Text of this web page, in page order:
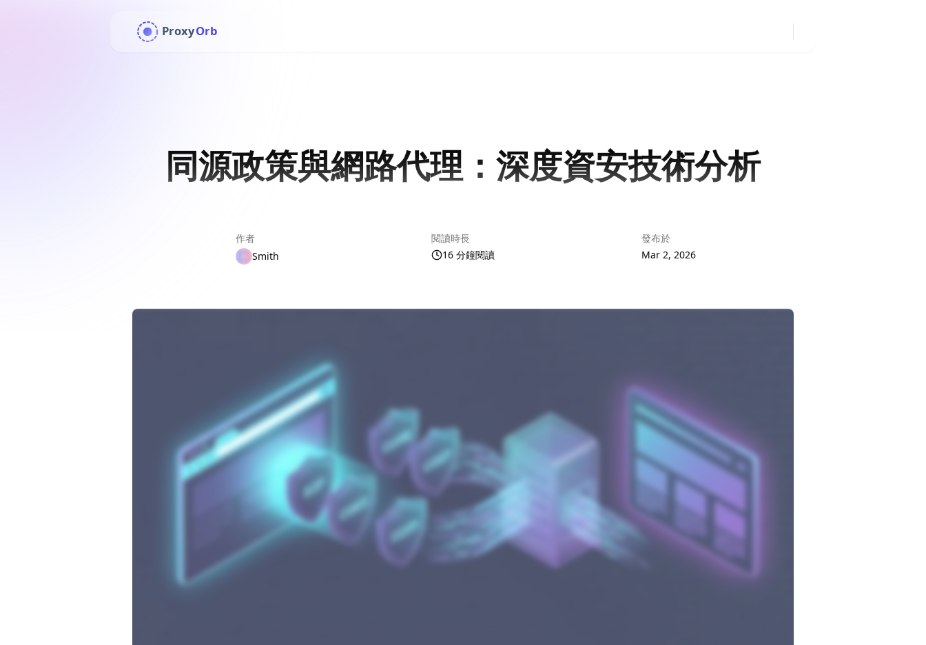
ProxyOrb
同源政策與網路代理：深度資安技術分析
作者
Smith
閱讀時長
16 分鐘閱讀
發布於
Mar 2, 2026